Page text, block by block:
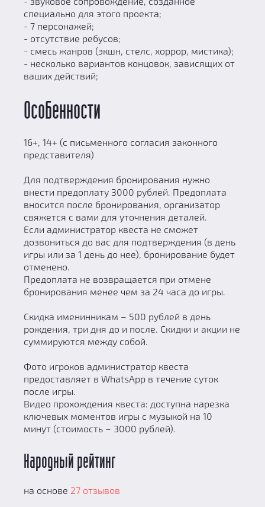
специально для этого проекта;
- 7 персонажей;
- отсутствие ребусов;
- смесь жанров (экшн, стелс, хоррор, мистика);
- несколько вариантов концовок, зависящих от
ваших действий;
Особенности
16+, 14+ (с письменного согласия законного
представителя)
Для подтверждения бронирования нужно
внести предоплату 3000 рублей. Предоплата
вносится после бронирования, организатор
свяжется с вами для уточнения деталей.
Если администратор квеста не сможет
дозвониться до вас для подтверждения (в день
игры или за 1 день до нее), бронирование будет
отменено.
Предоплата не возвращается при отмене
бронирования менее чем за 24 часа до игры.
Скидка именинникам – 500 рублей в день
рождения, три дня до и после. Скидки и акции не
суммируются между собой.
Фото игроков администратор квеста
предоставляет в WhatsApp в течение суток
после игры.
Видео прохождения квеста: доступна нарезка
ключевых моментов игры с музыкой на 10
минут (стоимость – 3000 рублей).
Народный рейтинг
на основе 27 отзывов